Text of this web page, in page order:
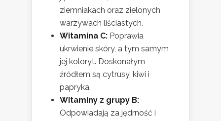
ziemniakach oraz zielonych
warzywach liściastych.
Witamina C: Poprawia
ukrwienie skóry, a tym samym
jej koloryt. Doskonałym
źródłem są cytrusy, kiwi i
papryka.
Witaminy z grupy B:
Odpowiadają za jędrność i